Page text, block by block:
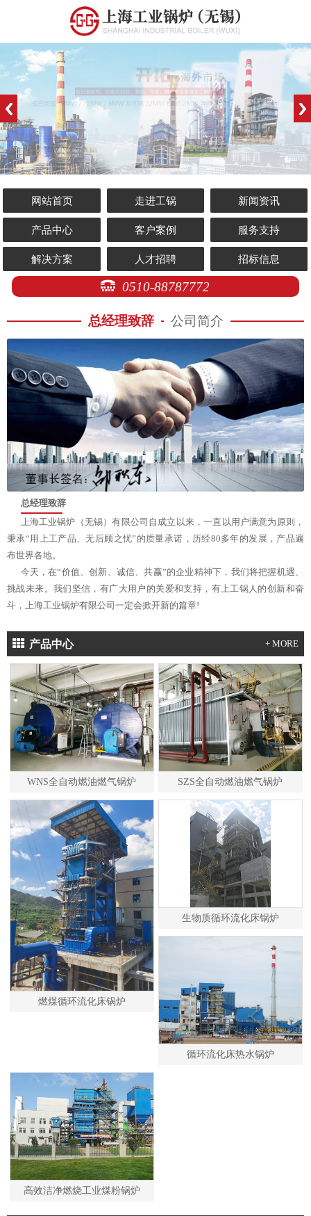
网站首页 走进工锅 新闻资讯
产品中心 客户案例 服务支持
解决方案 人才招聘 招标信息
0510-88787772
总经理致辞 公司简介
总经理致辞
上海工业锅炉（无锡）有限公司自成立以来，一直以用户满意为原则，
秉承“用上工产品、无后顾之忧”的质量承诺，历经80多年的发展，产品遍
布世界各地。
今天，在“价值、创新、诚信、共赢”的企业精神下，我们将把握机遇、
挑战未来。我们坚信，有广大用户的关爱和支持，有上工锅人的创新和奋
斗，上海工业锅炉有限公司一定会掀开新的篇章!
产品中心 + MORE
WNS全自动燃油燃气锅炉 SZS全自动燃油燃气锅炉
燃煤循环流化床锅炉
生物质循环流化床锅炉
循环流化床热水锅炉
高效洁净燃烧工业煤粉锅炉